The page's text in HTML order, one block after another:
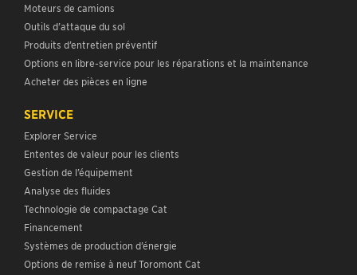
Moteurs de camions
Outils d’attaque du sol
Produits d’entretien préventif
Options en libre-service pour les réparations et la maintenance
Acheter des pièces en ligne
SERVICE
Explorer Service
Ententes de valeur pour les clients
Gestion de l’équipement
Analyse des fluides
Technologie de compactage Cat
Financement
Systèmes de production d’énergie
Options de remise à neuf Toromont Cat